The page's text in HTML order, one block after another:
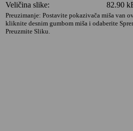
Veličina slike:
82.90
Preuzimanje: Postavite pokazivača miša van
kliknite desnim gumbom miša i odaberite
Preuzmite Sliku.